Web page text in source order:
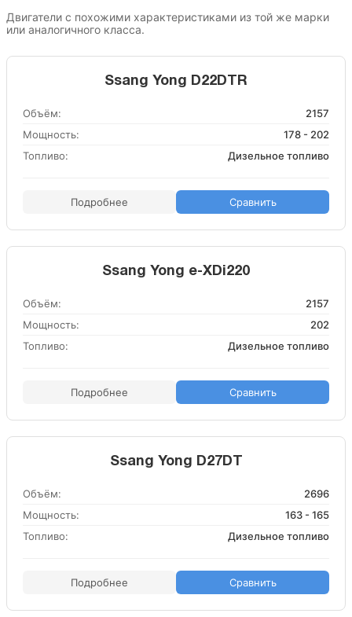
Двигатели с похожими характеристиками из той же марки
или аналогичного класса.
Ssang Yong D22DTR
Объём:
2157
Мощность:
178 - 202
Топливо:
Дизельное топливо
Подробнее Сравнить
Ssang Yong e-XDi220
Объём:
2157
Мощность:
202
Топливо:
Дизельное топливо
Подробнее Сравнить
Ssang Yong D27DT
Объём:
2696
Мощность:
163 - 165
Топливо:
Дизельное топливо
Подробнее Сравнить